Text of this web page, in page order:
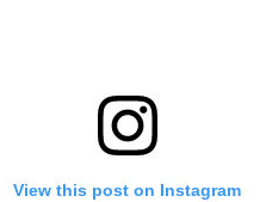
View this post on Instagram